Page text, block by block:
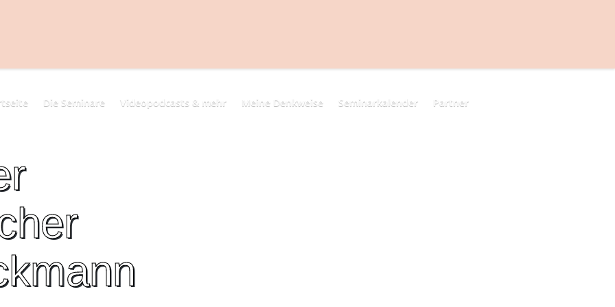
Die Seminare Videopodcasts & mehr Meine Denkweise Seminarkalender Partner